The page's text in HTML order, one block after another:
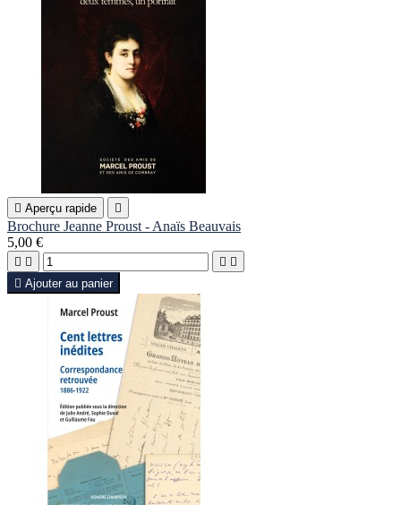
 Aperçu rapide 
Brochure Jeanne Proust - Anaïs Beauvais
5,00 €
   
 Ajouter au panier